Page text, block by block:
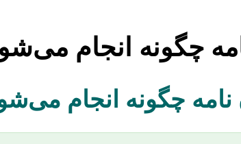
چگونه انجام
نامه چگونه انجام